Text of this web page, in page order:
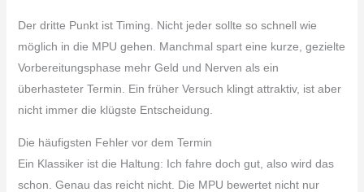
Der dritte Punkt ist Timing. Nicht jeder sollte so schnell wie
möglich in die MPU gehen. Manchmal spart eine kurze, gezielte
Vorbereitungsphase mehr Geld und Nerven als ein
überhasteter Termin. Ein früher Versuch klingt attraktiv, ist aber
nicht immer die klügste Entscheidung.
Die häufigsten Fehler vor dem Termin
Ein Klassiker ist die Haltung: Ich fahre doch gut, also wird das
schon. Genau das reicht nicht. Die MPU bewertet nicht nur